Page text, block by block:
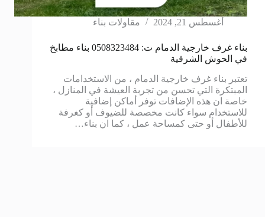
أغسطس 21, 2024 مقاولات بناء
بناء غرف خارجية الدمام ت: 0508323484 بناء مطابخ
في الحوش الشرقية
تعتبر بناء غرف خارجية الدمام ، من الاستخدامات
المبتكرة التي تحسن من تجربة العيشة في المنازل ،
خاصة ان هذه الإضافات توفر أماكن إضافية
للاستخدام سواء كانت مخصصة للضيوف أو كغرفة
للأطفال أو حتى كمساحة عمل ، كما ان بناء…